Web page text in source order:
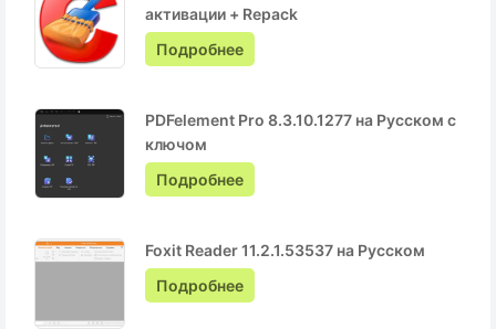
активации + Repack
Подробнее
PDFelement Pro 8.3.10.1277 на Русском с
ключом
Подробнее
Foxit Reader 11.2.1.53537 на Русском
Подробнее